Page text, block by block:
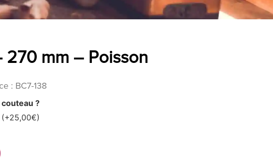
270 mm – Poisson
: BC7-138
couteau ?
(+25,00€)